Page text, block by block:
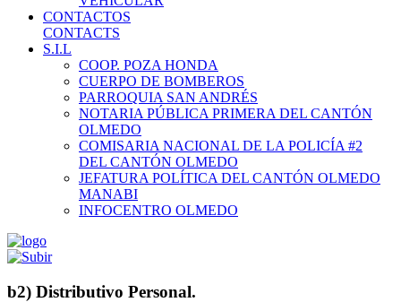
CONTACTOS
CONTACTS
S.I.L
COOP. POZA HONDA
CUERPO DE BOMBEROS
PARROQUIA SAN ANDRÉS
NOTARIA PÚBLICA PRIMERA DEL CANTÓN
OLMEDO
COMISARIA NACIONAL DE LA POLICÍA #2
DEL CANTÓN OLMEDO
JEFATURA POLÍTICA DEL CANTÓN OLMEDO
MANABI
INFOCENTRO OLMEDO
b2) Distributivo Personal.